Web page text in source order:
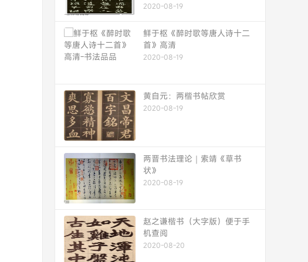
2020-08-19
鲜于枢《醉时歌等唐人诗十二
首》高清
2020-08-19
黄自元：两楷书帖欣赏
2020-08-19
两晋书法理论｜索靖《草书
状》
2020-08-19
赵之谦楷书（大字版）便于手
机查阅
2020-08-20